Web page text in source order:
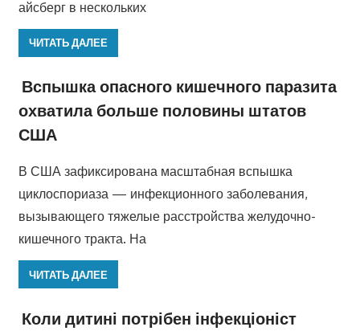
айсберг в нескольких
ЧИТАТЬ ДАЛЕЕ
Вспышка опасного кишечного паразита
охватила больше половины штатов
США
В США зафиксирована масштабная вспышка
циклоспориаза — инфекционного заболевания,
вызывающего тяжелые расстройства желудочно-
кишечного тракта. На
ЧИТАТЬ ДАЛЕЕ
Коли дитині потрібен інфекціоніст